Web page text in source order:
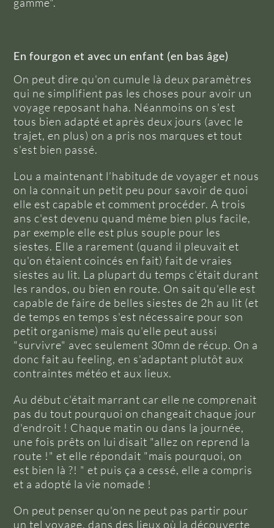
En fourgon et avec un enfant (en bas âge)
On peut dire qu'on cumule là deux paramètres
qui ne simplifient pas les choses pour avoir un
voyage reposant haha. Néanmoins on s'est
tous bien adapté et après deux jours (avec le
trajet, en plus) on a pris nos marques et tout
s'est bien passé.
Lou a maintenant l’habitude de voyager et nous
on la connait un petit peu pour savoir de quoi
elle est capable et comment procéder. A trois
ans c'est devenu quand même bien plus facile,
par exemple elle est plus souple pour les
siestes. Elle a rarement (quand il pleuvait et
qu'on étaient coincés en fait) fait de vraies
siestes au lit. La plupart du temps c’était durant
les randos, ou bien en route. On sait qu'elle est
capable de faire de belles siestes de 2h au lit (et
de temps en temps s'est nécessaire pour son
petit organisme) mais qu'elle peut aussi
"survivre" avec seulement 30mn de récup. On a
donc fait au feeling, en s'adaptant plutôt aux
contraintes météo et aux lieux.
Au début c'était marrant car elle ne comprenait
pas du tout pourquoi on changeait chaque jour
d'endroit ! Chaque matin ou dans la journée,
une fois prêts on lui disait "allez on reprend la
route !" et elle répondait "mais pourquoi, on
est bien là ?! " et puis ça a cessé, elle a compris
et a adopté la vie nomade !
On peut penser qu'on ne peut pas partir pour
un tel voyage, dans des lieux où la découverte